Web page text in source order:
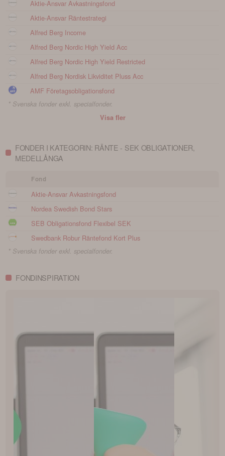
Aktie-Ansvar Avkastningsfond
Aktie-Ansvar Räntestrategi
Alfred Berg Income
Alfred Berg Nordic High Yield Acc
Alfred Berg Nordic High Yield Restricted
Alfred Berg Nordisk Likviditet Pluss Acc
AMF Företagsobligationsfond
* Svenska fonder exkl. specialfonder.
Visa fler
FONDER I KATEGORIN: RÄNTE - SEK OBLIGATIONER,
MEDELLÅNGA
Fond
Aktie-Ansvar Avkastningsfond
Nordea Swedish Bond Stars
SEB Obligationsfond Flexibel SEK
Swedbank Robur Räntefond Kort Plus
* Svenska fonder exkl. specialfonder.
FONDINSPIRATION